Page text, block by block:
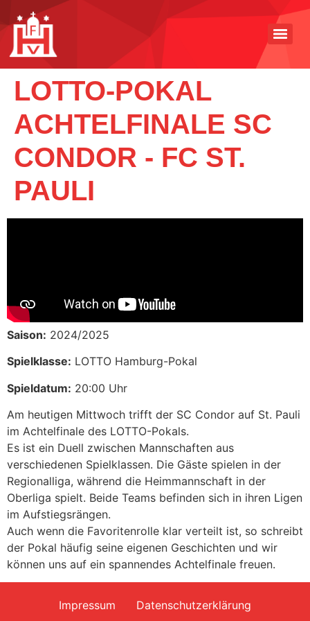
LOTTO-POKAL
ACHTELFINALE SC
CONDOR - FC ST.
PAULI
Saison: 2024/2025
Spielklasse: LOTTO Hamburg-Pokal
Spieldatum: 20:00 Uhr
Am heutigen Mittwoch trifft der SC Condor auf St. Pauli
im Achtelfinale des LOTTO-Pokals.
Es ist ein Duell zwischen Mannschaften aus
verschiedenen Spielklassen. Die Gäste spielen in der
Regionalliga, während die Heimmannschaft in der
Oberliga spielt. Beide Teams befinden sich in ihren Ligen
im Aufstiegsrängen.
Auch wenn die Favoritenrolle klar verteilt ist, so schreibt
der Pokal häufig seine eigenen Geschichten und wir
können uns auf ein spannendes Achtelfinale freuen.
Impressum
Datenschutzerklärung